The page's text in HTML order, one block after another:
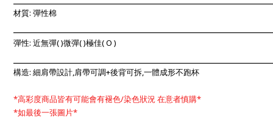
材質: 彈性棉
彈性: 近無彈()微彈()極佳( O )
構造: 細肩帶設計,肩帶可調+後背可拆,一體成形不跑杯
*高彩度商品皆有可能會有褪色/染色狀況 在意者慎購*
*如最後一張圖片*